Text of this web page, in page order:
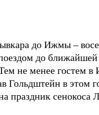
до Ижмы –
до
не менее гостем
Гольдштейн в этом
праздник сенокоса